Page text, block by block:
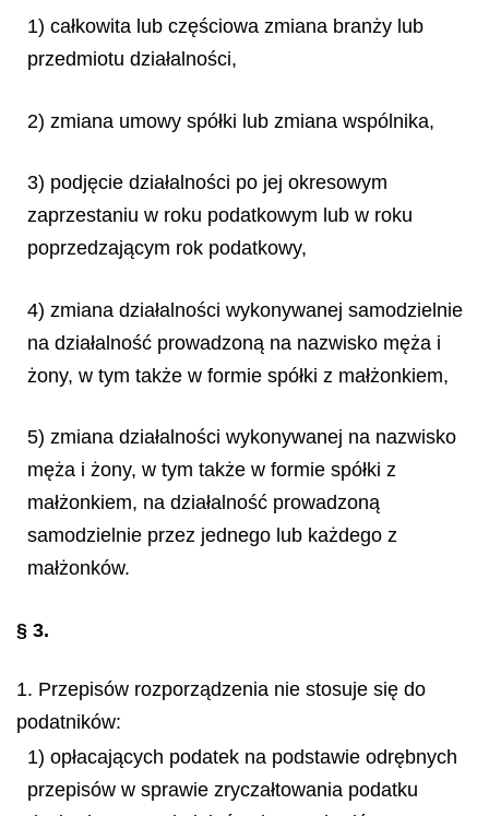
1) całkowita lub częściowa zmiana branży lub
przedmiotu działalności,
2) zmiana umowy spółki lub zmiana wspólnika,
3) podjęcie działalności po jej okresowym
zaprzestaniu w roku podatkowym lub w roku
poprzedzającym rok podatkowy,
4) zmiana działalności wykonywanej samodzielnie
na działalność prowadzoną na nazwisko męża i
żony, w tym także w formie spółki z małżonkiem,
5) zmiana działalności wykonywanej na nazwisko
męża i żony, w tym także w formie spółki z
małżonkiem, na działalność prowadzoną
samodzielnie przez jednego lub każdego z
małżonków.
§ 3.
1. Przepisów rozporządzenia nie stosuje się do
podatników:
1) opłacających podatek na podstawie odrębnych
przepisów w sprawie zryczałtowania podatku